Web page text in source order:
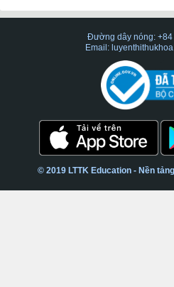
Đường dây nóng: +84
Email:
© 2019 LTTK Education - Nền